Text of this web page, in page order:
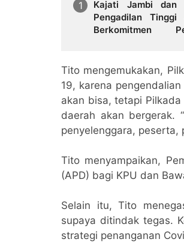
Kajati Jambi dan
Pengadilan Tinggi
Berkomitmen
Tito mengemukakan,
19, karena
akan bisa, tetapi
daerah akan bergerak.
penyelenggara, peserta,
Tito menyampaikan,
(APD) bagi KPU dan
Selain itu, Tito
supaya ditindak tegas.
strategi penanganan